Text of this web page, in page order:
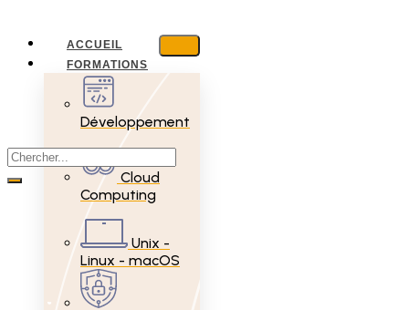
ACCUEIL
FORMATIONS
Développement
Cloud
Computing
Unix -
Linux - macOS